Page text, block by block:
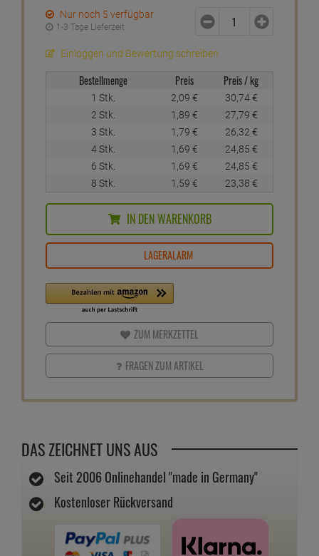
Nur noch 5 verfügbar
1-3 Tage Lieferzeit
Einloggen und Bewertung schreiben
Bestellmenge Preis Preis / kg
1 Stk. 2,09 € 30,74 €
2 Stk.
1,89 € 27,79 €
3 Stk.
1,79 € 26,32 €
4 Stk.
1,69 € 24,85 €
6 Stk.
1,69 € 24,85 €
8 Stk.
1,59 € 23,38 €
IN DEN WARENKORB
LAGERALARM
ZUM MERKZETTEL
FRAGEN ZUM ARTIKEL
DAS ZEICHNET UNS AUS
Seit 2006 Onlinehandel "made in Germany"
Kostenloser Rückversand